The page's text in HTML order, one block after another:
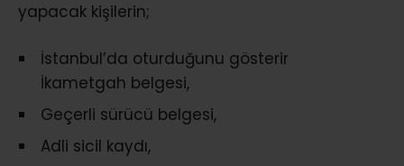
yapacak kişilerin;
İstanbul’da oturduğunu gösterir
İkametgah belgesi,
Geçerli sürücü belgesi,
Adli sicil kaydı,